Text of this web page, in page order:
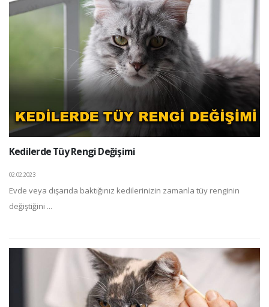
Kedilerde Tüy Rengi Değişimi
02.02.2023
Evde veya dışarıda baktığınız kedilerinizin zamanla tüy renginin
değiştiğini ...